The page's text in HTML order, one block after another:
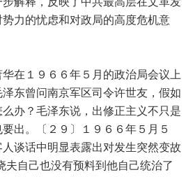
力的忧虑和对政局的高度危机意
１９６６年５月的政治局会议上
东曾问南京军区司令许世友，假如
办？毛泽东说，出修正主义不只是
出。〔２９〕１９６６年５月５
谈话中明显表露出对发生突然变故
夫自己也没有预料到他自己统治了